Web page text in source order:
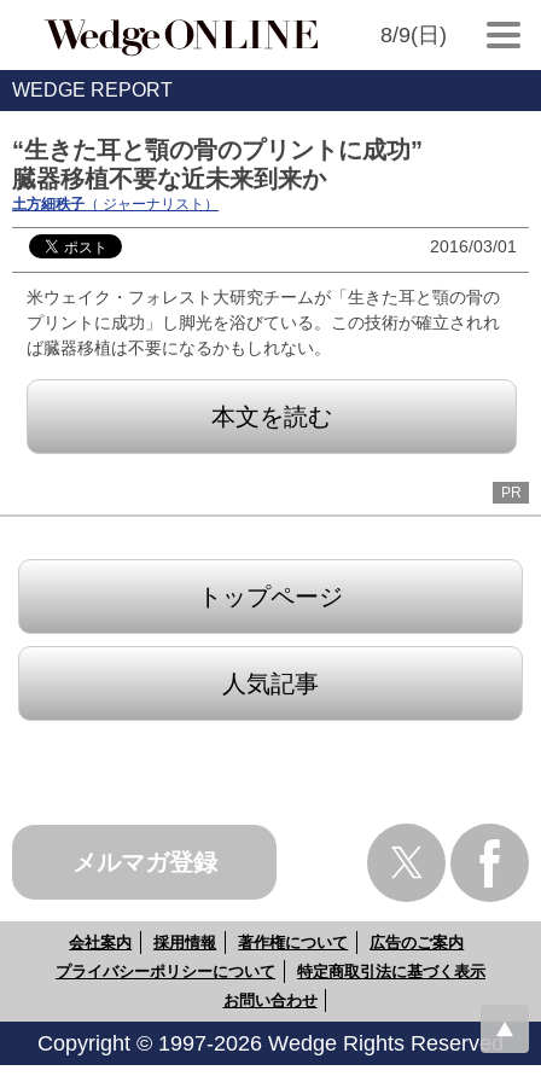
8/9(日)
WEDGE REPORT
“生きた耳と顎の骨のプリントに成功”
臓器移植不要な近未来到来か
土方細秩子 （ ジャーナリスト）
2016/03/01
米ウェイク・フォレスト大研究チームが「生きた耳と顎の骨の
プリントに成功」し脚光を浴びている。この技術が確立されれ
ば臓器移植は不要になるかもしれない。
本文を読む
PR
トップページ
人気記事
メルマガ登録
会社案内 採用情報 著作権について
広告のご案内
プライバシーポリシーについて
特定商取引法に基づく表示
お問い合わせ
Copyright © 1997-2026 Wedge Rights Reserved